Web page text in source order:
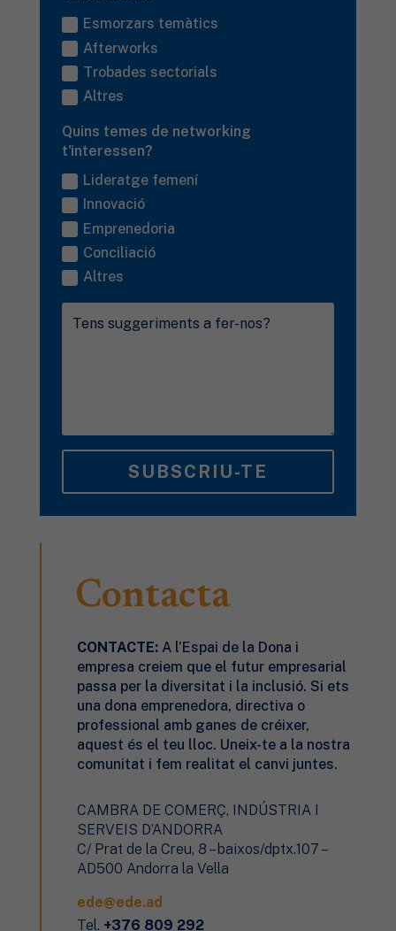
Esmorzars temàtics
Afterworks
Trobades sectorials
Altres
Quins temes de networking
t'interessen?
Lideratge femení
Innovació
Emprenedoria
Conciliació
Altres
SUBSCRIU-TE
Contacta
CONTACTE:A l’Espai de la Dona i
empresa creiem que el futur empresarial
passa per la diversitat i la inclusió. Si ets
una dona emprenedora, directiva o
professional amb ganes de créixer,
aquest és el teu lloc. Uneix-te a la nostra
comunitat i fem realitat el canvi juntes.
CAMBRA DE COMERÇ, INDÚSTRIA I
SERVEIS D’ANDORRA
C/ Prat de la Creu, 8 – baixos/dptx.107 –
AD500 Andorra la Vella
ede@ede.ad
Tel. +376 809 292